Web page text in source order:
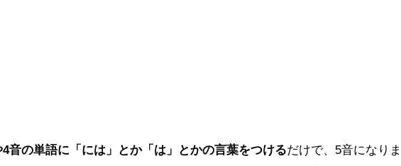
4音の単語に「には」とか「は」とかの言葉をつけるだけで、5音になりま